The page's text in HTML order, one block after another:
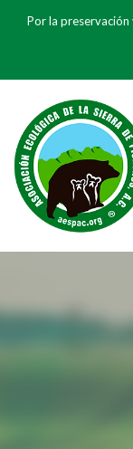
Por la preservación